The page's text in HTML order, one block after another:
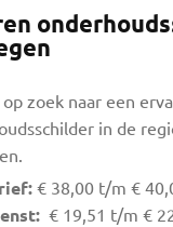
zoek naar een
in de
€ 38,00 t/m €
€ 19,51 t/m €